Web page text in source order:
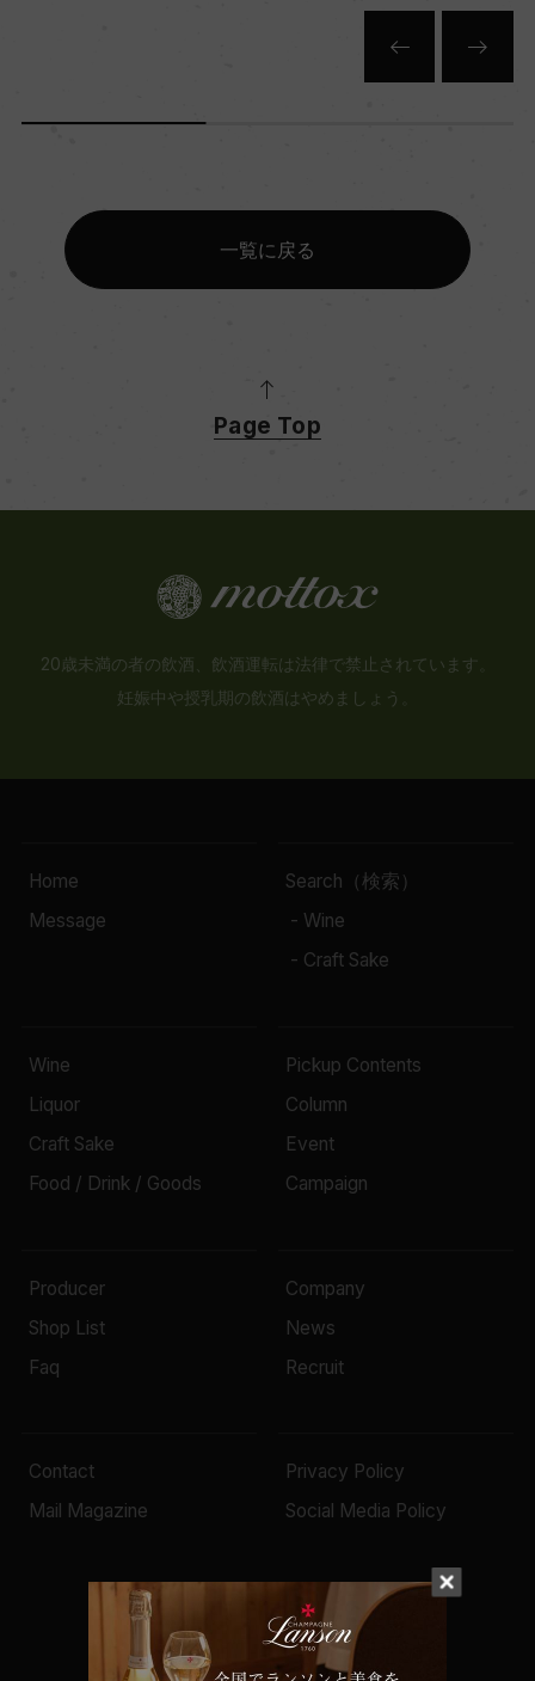
一覧に戻る
Page Top
20歳未満の者の飲酒、飲酒運転は法律で禁止されています。
妊娠中や授乳期の飲酒はやめましょう。
Home
Message
Search（検索）
- Wine
- Craft Sake
Wine
Liquor
Craft Sake
Food / Drink / Goods
Pickup Contents
Column
Event
Campaign
Producer
Shop List
Faq
Company
News
Recruit
Contact
Mail Magazine
Privacy Policy
Social Media Policy